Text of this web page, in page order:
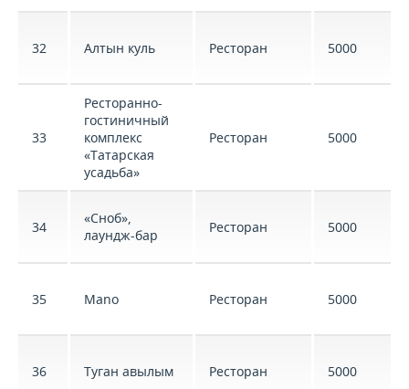
32 Алтын куль Ресторан 5000
33
Ресторанно-
гостиничный
комплекс
«Татарская
усадьба»
Ресторан 5000
34
«Сноб»,
лаундж-бар
Ресторан 5000
35 Mano Ресторан 5000
36 Туган авылым Ресторан 5000